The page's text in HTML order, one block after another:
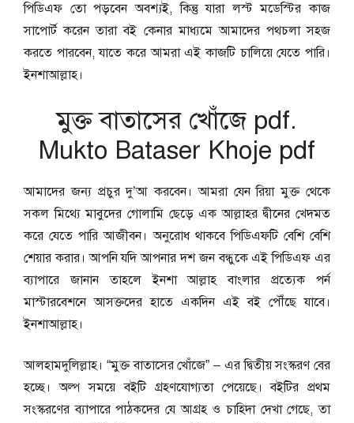
পিডিএফ তো পড়বেন অবশ্যই, কিন্তু যারা লস্ট মডেস্টির কাজ
সাপোর্ট করেন তারা বই কেনার মাধ্যমে আমাদের পথচলা সহজ
করতে পারবেন, যাতে করে আমরা এই কাজটি চালিয়ে যেতে পারি।
ইনশাআল্লাহ।
মুক্ত বাতাসের খোঁজে pdf.
Mukto Bataser Khoje pdf
আমাদের জন্য প্রচুর দু’আ করবেন। আমরা যেন রিয়া মুক্ত থেকে
সকল মিথ্যে মাবুদের গোলামি ছেড়ে এক আল্লাহর দ্বীনের খেদমত
করে যেতে পারি আজীবন। অনুরোধ থাকবে পিডিএফটি বেশি বেশি
শেয়ার করার। আপনি যদি আপনার দশ জন বন্ধুকে এই পিডিএফ এর
ব্যাপারে জানান তাহলে ইনশা আল্লাহ বাংলার প্রত্যেক পর্ন
মাস্টারবেশনে আসক্তদের হাতে একদিন এই বই পৌঁছে যাবে।
ইনশাআল্লাহ।
আলহামদুলিল্লাহ। “মুক্ত বাতাসের খোঁজে” – এর দ্বিতীয় সংস্করণ বের
হচ্ছে। অল্প সময়ে বইটি গ্রহণযোগ্যতা পেয়েছে। বইটির প্রথম
সংস্করণের ব্যাপারে পাঠকদের যে আগ্রহ ও চাহিদা দেখা গেছে, তা